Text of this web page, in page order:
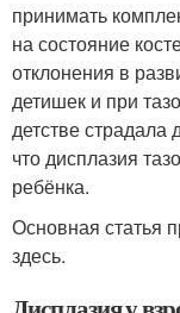
принимать
на состояние
отклонения в
детишек и при
детстве страдала
что дисплазия
ребёнка.
Основная статья
здесь.